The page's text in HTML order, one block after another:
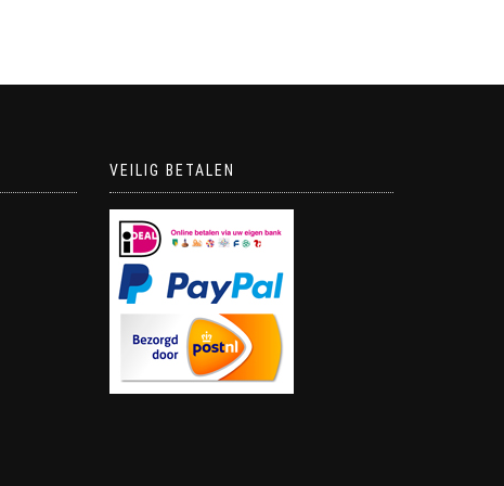
VEILIG BETALEN